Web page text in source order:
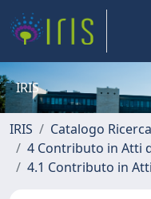
IRIS
IRIS
Catalogo Ricerca
4 Contributo in Atti
4.1 Contributo in